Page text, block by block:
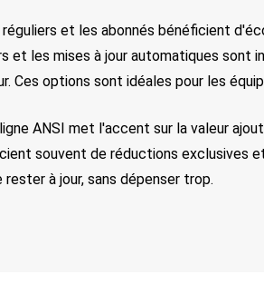
et les abonnés bénéficient
et les mises à jour automatiques sont
Ces options sont idéales pour les
ANSI met l'accent sur la valeur
souvent de réductions exclusives
à jour, sans dépenser trop.